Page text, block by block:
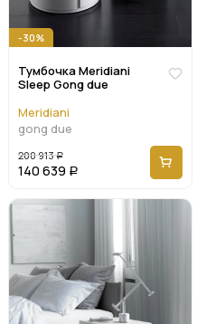
-30%
Тумбочка Meridiani
Sleep Gong due
Meridiani
gong due
200 913 Р
140 639 Р